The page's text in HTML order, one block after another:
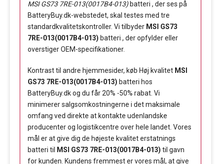
MSI GS73 7RE-013(0017B4-013)batteri , der ses på
BatteryBuy.dk-webstedet, skal testes med tre
standardkvalitetskontroller. Vi tilbyder MSI GS73
7RE-013(0017B4-013) batteri , der opfylder eller
overstiger OEM-specifikationer.
Kontrast til andre hjemmesider, køb Høj kvalitet MSI
GS73 7RE-013(0017B4-013) batteri hos
BatteryBuy.dk og du får 20% -50% rabat. Vi
minimerer salgsomkostningerne i det maksimale
omfang ved direkte at kontakte udenlandske
producenter og logistikcentre over hele landet. Vores
mål er at give dig de højeste kvalitet erstatnings
batteri til
MSI GS73 7RE-013(0017B4-013) til gavn
for kunden. Kundens fremmest er vores mål, at give